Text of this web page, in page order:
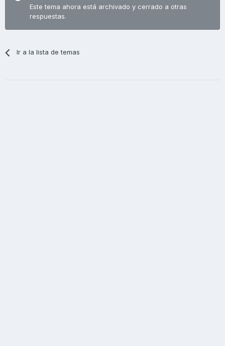
Este tema ahora está archivado y cerrado a otras
respuestas.
Ir a la lista de temas